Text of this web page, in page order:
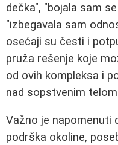
dečka", "bojala sam
"izbegavala sam
osećaji su česti i
pruža rešenje koje
od ovih kompleksa i
nad sopstvenim
Važno je napomenuti
podrška okoline,